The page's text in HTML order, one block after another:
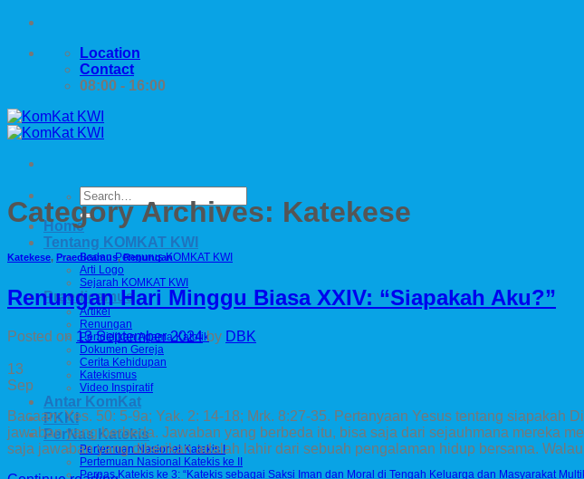
Skip
content
Location
Contact
08:00 - 16:00
Home
Tentang KOMKAT KWI
Badan Pengurus KOMKAT KWI
Arti Logo
Sejarah KOMKAT KWI
Praedicamus
Artikel
Renungan
Pendidikan Agama Katolik
Dokumen Gereja
Cerita Kehidupan
Katekismus
Video Inspiratif
Antar KomKat
PKKI
PerNas Katekis
Pertemuan Nasional Katekis I
Pertemuan Nasional Katekis ke II
Pernas Katekis ke 3: “Katekis sebagai Saksi Iman dan Moral di Tengah Keluarga dan Masyarakat
Category Archives: Katekese
Katekese, Praedicamus,Renungan
Renungan Hari Minggu Biasa XXIV: “Siapakah Aku?”
Posted on 13 September 2024 by DBK
13
Sep
Bacaan: Yes. 50: 5-9a; Yak. 2: 14-18; Mrk. 8:27-35. Pertanyaan Yesus tentang siapakah
jawaban yang berbeda. Jawaban yang berbeda itu, bisa saja dari sejauhmana mereka
saja jawaban yang diberikan adalah lahir dari sebuah pengalaman hidup bersama.